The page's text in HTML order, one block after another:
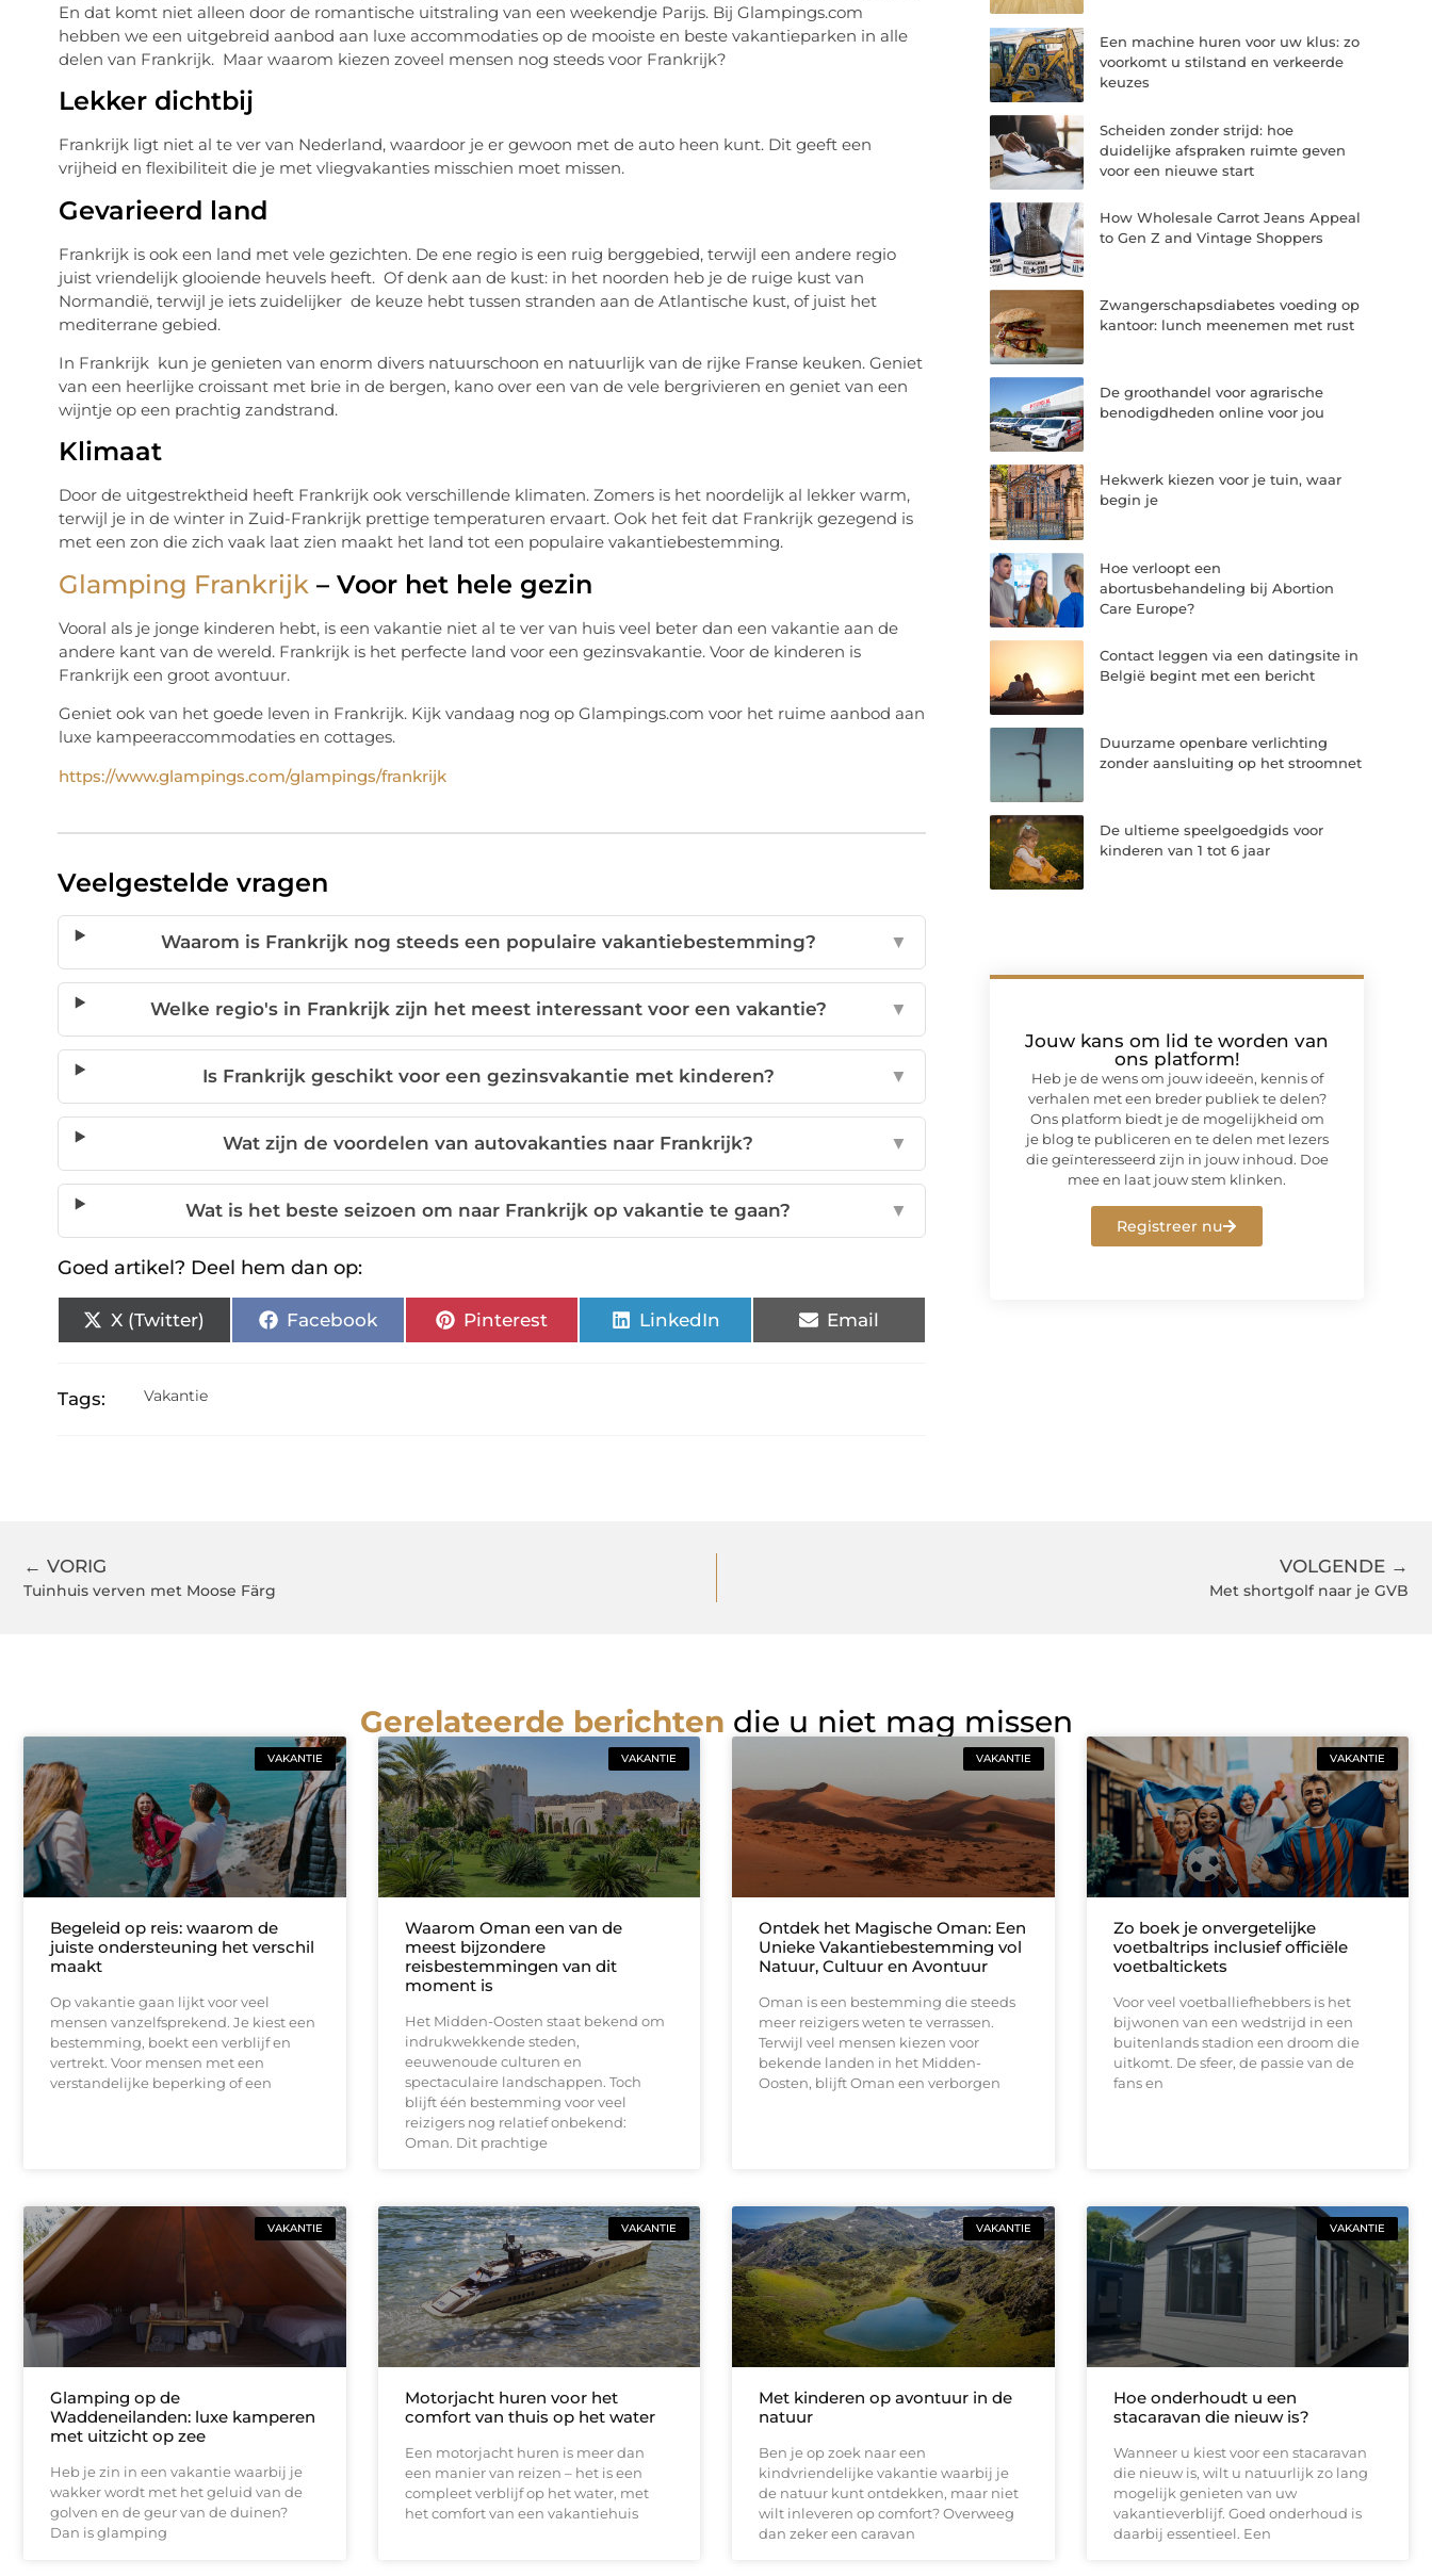
En dat komt niet alleen door de romantische uitstraling van een weekendje Parijs. Bij Glampings.com
hebben we een uitgebreid aanbod aan luxe accommodaties op de mooiste en beste vakantieparken in alle
delen van Frankrijk. Maar waarom kiezen zoveel mensen nog steeds voor Frankrijk?
Lekker dichtbij
Frankrijk ligt niet al te ver van Nederland, waardoor je er gewoon met de auto heen kunt. Dit geeft een
vrijheid en flexibiliteit die je met vliegvakanties misschien moet missen.
Gevarieerd land
Frankrijk is ook een land met vele gezichten. De ene regio is een ruig berggebied, terwijl een andere regio
juist vriendelijk glooiende heuvels heeft. Of denk aan de kust: in het noorden heb je de ruige kust van
Normandië, terwijl je iets zuidelijker de keuze hebt tussen stranden aan de Atlantische kust, of juist het
mediterrane gebied.
In Frankrijk kun je genieten van enorm divers natuurschoon en natuurlijk van de rijke Franse keuken. Geniet
van een heerlijke croissant met brie in de bergen, kano over een van de vele bergrivieren en geniet van een
wijntje op een prachtig zandstrand.
Klimaat
Door de uitgestrektheid heeft Frankrijk ook verschillende klimaten. Zomers is het noordelijk al lekker warm,
terwijl je in de winter in Zuid-Frankrijk prettige temperaturen ervaart. Ook het feit dat Frankrijk gezegend is
met een zon die zich vaak laat zien maakt het land tot een populaire vakantiebestemming.
Glamping Frankrijk – Voor het hele gezin
Vooral als je jonge kinderen hebt, is een vakantie niet al te ver van huis veel beter dan een vakantie aan de
andere kant van de wereld. Frankrijk is het perfecte land voor een gezinsvakantie. Voor de kinderen is
Frankrijk een groot avontuur.
Geniet ook van het goede leven in Frankrijk. Kijk vandaag nog op Glampings.com voor het ruime aanbod aan
luxe kampeeraccommodaties en cottages.
https://www.glampings.com/glampings/frankrijk
Veelgestelde vragen
Waarom is Frankrijk nog steeds een populaire vakantiebestemming? ▼
Welke regio's in Frankrijk zijn het meest interessant voor een vakantie? ▼
Is Frankrijk geschikt voor een gezinsvakantie met kinderen? ▼
Wat zijn de voordelen van autovakanties naar Frankrijk? ▼
Wat is het beste seizoen om naar Frankrijk op vakantie te gaan? ▼
Goed artikel? Deel hem dan op:
X (Twitter) Facebook Pinterest LinkedIn Email
Tags: Vakantie
Een machine huren voor uw klus: zo
voorkomt u stilstand en verkeerde
keuzes
Scheiden zonder strijd: hoe
duidelijke afspraken ruimte geven
voor een nieuwe start
How Wholesale Carrot Jeans Appeal
to Gen Z and Vintage Shoppers
Zwangerschapsdiabetes voeding op
kantoor: lunch meenemen met rust
De groothandel voor agrarische
benodigdheden online voor jou
Hekwerk kiezen voor je tuin, waar
begin je
Hoe verloopt een
abortusbehandeling bij Abortion
Care Europe?
Contact leggen via een datingsite in
België begint met een bericht
Duurzame openbare verlichting
zonder aansluiting op het stroomnet
De ultieme speelgoedgids voor
kinderen van 1 tot 6 jaar
Jouw kans om lid te worden van
ons platform!
Heb je de wens om jouw ideeën, kennis of
verhalen met een breder publiek te delen?
Ons platform biedt je de mogelijkheid om
je blog te publiceren en te delen met lezers
die geïnteresseerd zijn in jouw inhoud. Doe
mee en laat jouw stem klinken.
Registreer nu
← VORIG
Tuinhuis verven met Moose Färg
VOLGENDE →
Met shortgolf naar je GVB
Gerelateerde berichten die u niet mag missen
VAKANTIE
Begeleid op reis: waarom de
juiste ondersteuning het verschil
maakt
Op vakantie gaan lijkt voor veel
mensen vanzelfsprekend. Je kiest een
bestemming, boekt een verblijf en
vertrekt. Voor mensen met een
verstandelijke beperking of een
VAKANTIE
Waarom Oman een van de
meest bijzondere
reisbestemmingen van dit
moment is
Het Midden-Oosten staat bekend om
indrukwekkende steden,
eeuwenoude culturen en
spectaculaire landschappen. Toch
blijft één bestemming voor veel
reizigers nog relatief onbekend:
Oman. Dit prachtige
VAKANTIE
Ontdek het Magische Oman: Een
Unieke Vakantiebestemming vol
Natuur, Cultuur en Avontuur
Oman is een bestemming die steeds
meer reizigers weten te verrassen.
Terwijl veel mensen kiezen voor
bekende landen in het Midden-
Oosten, blijft Oman een verborgen
VAKANTIE
Zo boek je onvergetelijke
voetbaltrips inclusief officiële
voetbaltickets
Voor veel voetballiefhebbers is het
bijwonen van een wedstrijd in een
buitenlands stadion een droom die
uitkomt. De sfeer, de passie van de
fans en
VAKANTIE
Glamping op de
Waddeneilanden: luxe kamperen
met uitzicht op zee
Heb je zin in een vakantie waarbij je
wakker wordt met het geluid van de
golven en de geur van de duinen?
Dan is glamping
VAKANTIE
Motorjacht huren voor het
comfort van thuis op het water
Een motorjacht huren is meer dan
een manier van reizen – het is een
compleet verblijf op het water, met
het comfort van een vakantiehuis
VAKANTIE
Met kinderen op avontuur in de
natuur
Ben je op zoek naar een
kindvriendelijke vakantie waarbij je
de natuur kunt ontdekken, maar niet
wilt inleveren op comfort? Overweeg
dan zeker een caravan
VAKANTIE
Hoe onderhoudt u een
stacaravan die nieuw is?
Wanneer u kiest voor een stacaravan
die nieuw is, wilt u natuurlijk zo lang
mogelijk genieten van uw
vakantieverblijf. Goed onderhoud is
daarbij essentieel. Een